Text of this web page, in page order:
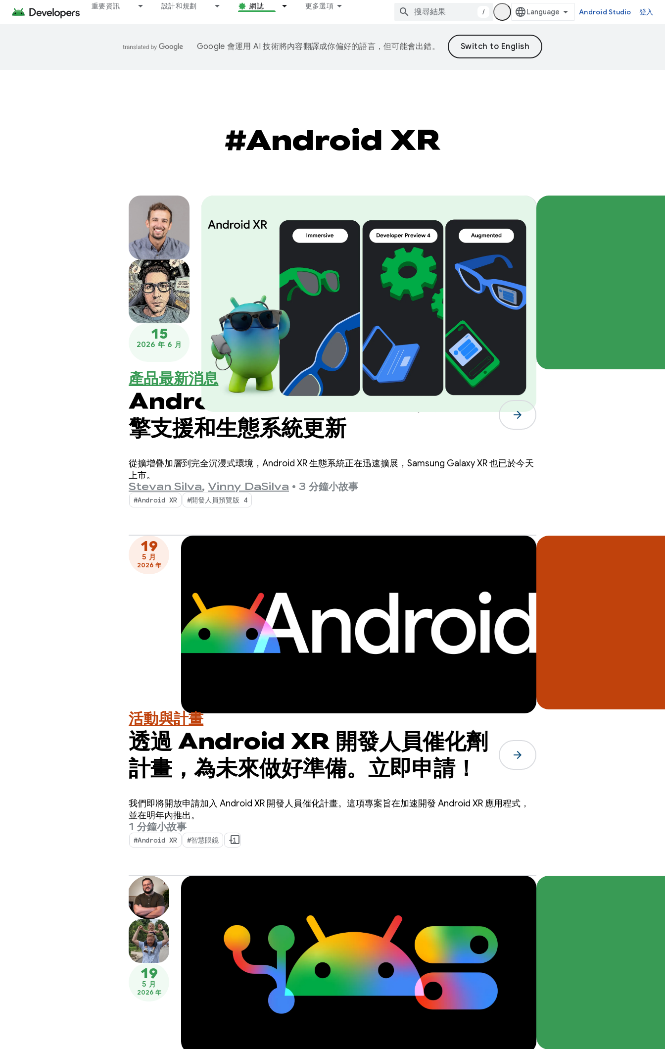
重要資訊 設計和規劃 網誌 更多選項
/ Android Studio 登入
Google 會運用 AI 技術將內容翻譯成你偏好的語言，但可能會出錯。
#Android XR
15
2026 年 6 月
產品最新消息
Android XR 最新動態：工具、引
擎支援和生態系統更新
arrow_forward
從擴增疊加層到完全沉浸式環境，Android XR 生態系統正在迅速擴展，Samsung Galaxy XR 也已於今天
上市。
Stevan Silva, Vinny DaSilva • 3 分鐘小故事
#Android XR #開發人員預覽版 4
19
5 月
2026 年
活動與計畫
透過 Android XR 開發人員催化劑
計畫，為未來做好準備。立即申請！
arrow_forward
我們即將開放申請加入 Android XR 開發人員催化計畫。這項專案旨在加速開發 Android XR 應用程式，
並在明年內推出。
1 分鐘小故事
#Android XR #智慧眼鏡 +1
19
5 月
2026 年